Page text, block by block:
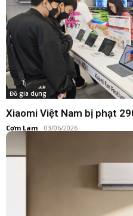
Xiaomi dẫn đầu thị trường
Quốc quý 1 năm 2026
Cơm Lam 30/04/2026
Xiaomi ra mắt bếp ga
Đồ gia dụng
Xiaomi Việt Nam bị phạt
Cơm Lam - 03/06/2026